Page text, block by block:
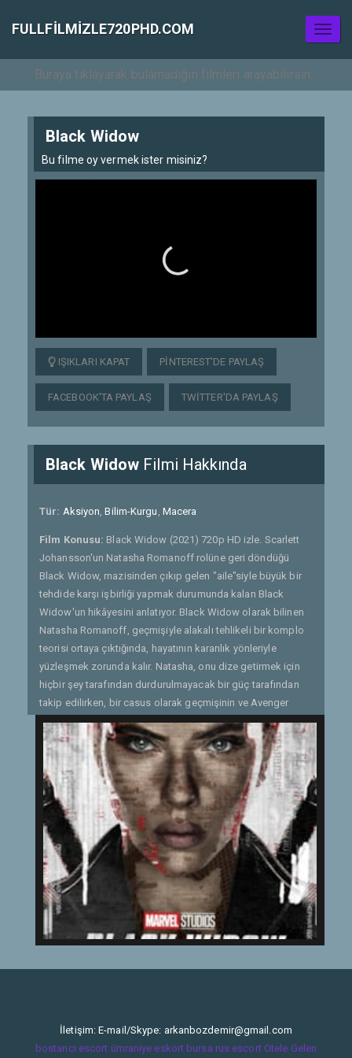
FULLFILMIZLE720PHD.COM
Black Widow
Bu filme oy vermek ister misiniz?
IŞIKLARI KAPAT PINTEREST'DE PAYLAŞ
FACEBOOK'TA PAYLAŞ TWITTER'DA PAYLAŞ
Black Widow Filmi Hakkında
Tür: Aksiyon,Bilim-Kurgu , Macera
Film Konusu: Black Widow (2021) 720p HD izle. Scarlett
Johansson'un Natasha Romanoff rolüne geri döndüğü
Black Widow, mazisinden çıkıp gelen "aile"siyle büyük bir
tehdide karşı işbirliği yapmak durumunda kalan Black
Widow'un hikâyesini anlatıyor. Black Widow olarak bilinen
Natasha Romanoff, geçmişiyle alakalı tehlikeli bir komplo
teorisi ortaya çıktığında, hayatının karanlık yönleriyle
yüzleşmek zorunda kalır. Natasha, onu dize getirmek için
hiçbir şey tarafından durdurulmayacak bir güç tarafından
takip edilirken, bir casus olarak geçmişinin ve Avenger
olmasının çok uzun zaman öncesinde kalmış, bozulmuş
ilişkilerinin de üstesinden gelmelidir.
Etiketler: 2021
İletişim: E-mail/Skype: arkanbozdemir@gmail.com
bostancı escort ümraniye eskort bursa rus escort Otele Gelen